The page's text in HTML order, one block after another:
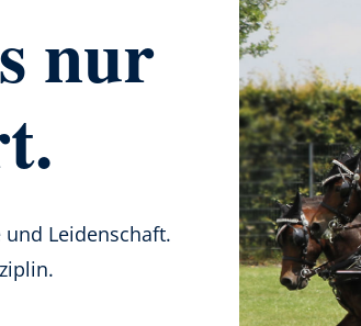
nur
und Leidenschaft.